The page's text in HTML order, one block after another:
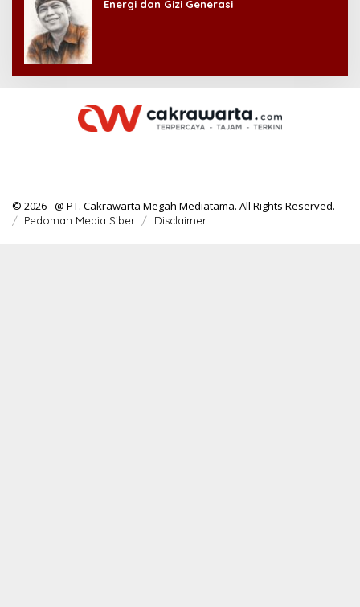
Energi dan Gizi Generasi
© 2026 - @ PT. Cakrawarta Megah Mediatama. All Rights Reserved.
Pedoman Media Siber Disclaimer